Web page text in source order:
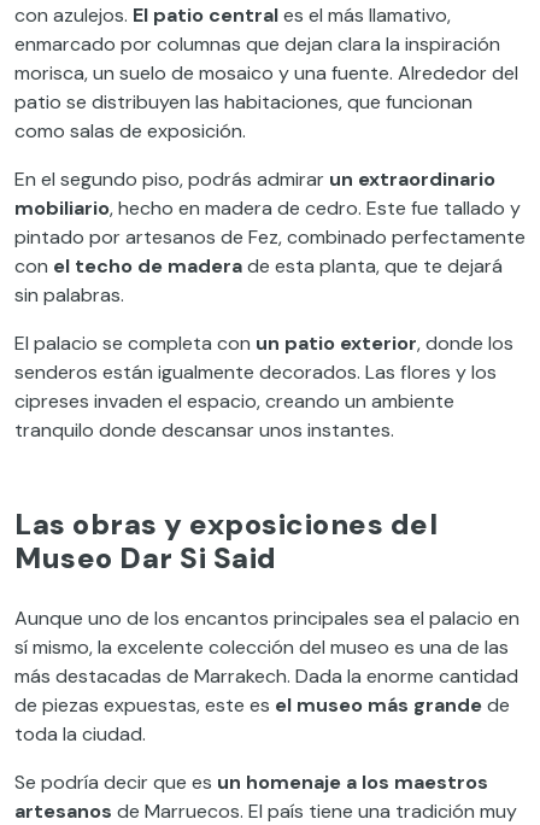
con azulejos. El patio centrales el más llamativo,
enmarcado por columnas que dejan clara la inspiración
morisca, un suelo de mosaico y una fuente. Alrededor del
patio se distribuyen las habitaciones, que funcionan
como salas de exposición.
En el segundo piso, podrás admirar un extraordinario
mobiliario, hecho en madera de cedro. Este fue tallado y
pintado por artesanos de Fez, combinado perfectamente
con el techo de maderade esta planta, que te dejará
sin palabras.
El palacio se completa con un patio exterior, donde los
senderos están igualmente decorados. Las flores y los
cipreses invaden el espacio, creando un ambiente
tranquilo donde descansar unos instantes.
Las obras y exposiciones del
Museo Dar Si Said
Aunque uno de los encantos principales sea el palacio en
sí mismo, la excelente colección del museo es una de las
más destacadas de Marrakech. Dada la enorme cantidad
de piezas expuestas, este es el museo más grandede
toda la ciudad.
Se podría decir que es un homenaje a los maestros
artesanos de Marruecos. El país tiene una tradición muy